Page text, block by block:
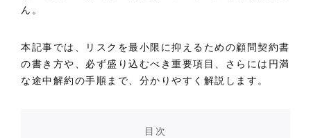
ん。
本記事では、リスクを最小限に抑えるための顧問契約書
の書き方や、必ず盛り込むべき重要項目、さらには円満
な途中解約の手順まで、分かりやすく解説します。
目次